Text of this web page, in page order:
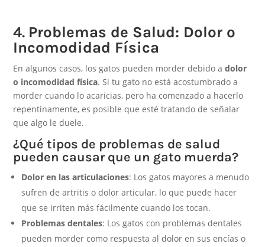
4. Problemas de Salud: Dolor o
Incomodidad Física
En algunos casos, los gatos pueden morder debido adolor
o incomodidad física. Si tu gato no está acostumbrado a
morder cuando lo acaricias, pero ha comenzado a hacerlo
repentinamente, es posible que esté tratando de señalar
que algo le duele.
¿Qué tipos de problemas de salud
pueden causar que un gato muerda?
Dolor en las articulaciones: Los gatos mayores a menudo
sufren de artritis o dolor articular, lo que puede hacer
que se irriten más fácilmente cuando los tocan.
Problemas dentales: Los gatos con problemas dentales
pueden morder como respuesta al dolor en sus encías o